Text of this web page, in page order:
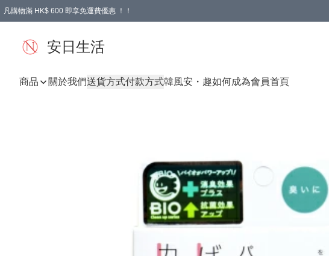
凡購物滿 HK$ 600 即享免運費優惠 ！！
安日生活
商品 關於我們送貨方式付款方式韓風安・趣如何成為會員首頁